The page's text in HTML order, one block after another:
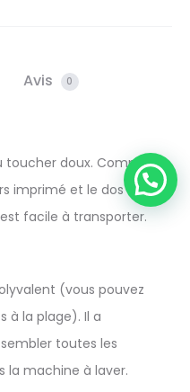
Avis 0
toucher doux. Compact
imprimé et le dos en
facile à transporter.
polyvalent (vous pouvez
à la plage). Il a
toutes les
la machine à laver.